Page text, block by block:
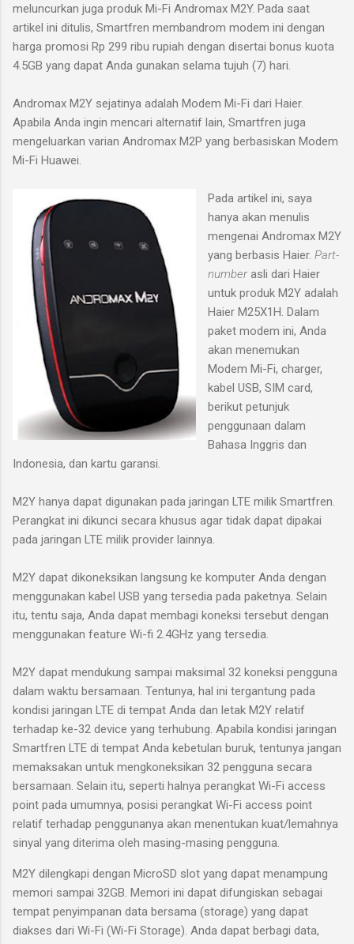
meluncurkan juga produk Mi-Fi Andromax M2Y. Pada saat
artikel ini ditulis, Smartfren membandrom modem ini dengan
harga promosi Rp 299 ribu rupiah dengan disertai bonus kuota
4.5GB yang dapat Anda gunakan selama tujuh (7) hari.
Andromax M2Y sejatinya adalah Modem Mi-Fi dari Haier.
Apabila Anda ingin mencari alternatif lain, Smartfren juga
mengeluarkan varian Andromax M2P yang berbasiskan Modem
Mi-Fi Huawei.
Pada artikel ini, saya
hanya akan menulis
mengenai Andromax M2Y
yang berbasis Haier. Part-
number asli dari Haier
untuk produk M2Y adalah
Haier M25X1H. Dalam
paket modem ini, Anda
akan menemukan
Modem Mi-Fi, charger,
kabel USB, SIM card,
berikut petunjuk
penggunaan dalam
Bahasa Inggris dan
Indonesia, dan kartu garansi.
M2Y hanya dapat digunakan pada jaringan LTE milik Smartfren.
Perangkat ini dikunci secara khusus agar tidak dapat dipakai
pada jaringan LTE milik provider lainnya.
M2Y dapat dikoneksikan langsung ke komputer Anda dengan
menggunakan kabel USB yang tersedia pada paketnya. Selain
itu, tentu saja, Anda dapat membagi koneksi tersebut dengan
menggunakan feature Wi-fi 2.4GHz yang tersedia.
M2Y dapat mendukung sampai maksimal 32 koneksi pengguna
dalam waktu bersamaan. Tentunya, hal ini tergantung pada
kondisi jaringan LTE di tempat Anda dan letak M2Y relatif
terhadap ke-32 device yang terhubung. Apabila kondisi jaringan
Smartfren LTE di tempat Anda kebetulan buruk, tentunya jangan
memaksakan untuk mengkoneksikan 32 pengguna secara
bersamaan. Selain itu, seperti halnya perangkat Wi-Fi access
point pada umumnya, posisi perangkat Wi-Fi access point
relatif terhadap penggunanya akan menentukan kuat/lemahnya
sinyal yang diterima oleh masing-masing pengguna.
M2Y dilengkapi dengan MicroSD slot yang dapat menampung
memori sampai 32GB. Memori ini dapat difungiskan sebagai
tempat penyimpanan data bersama (storage) yang dapat
diakses dari Wi-Fi (Wi-Fi Storage). Anda dapat berbagi data,